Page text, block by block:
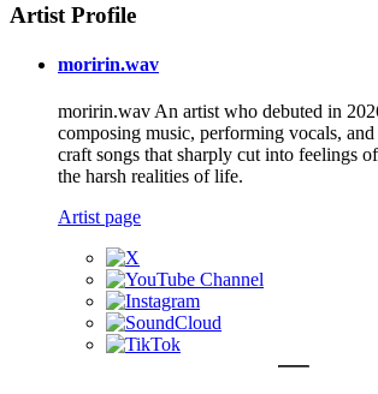
Artist Profile
moririn.wav
moririn.wav An artist who debuted in
composing music, performing vocals,
craft songs that sharply cut into feelings
the harsh realities of life.
Artist page